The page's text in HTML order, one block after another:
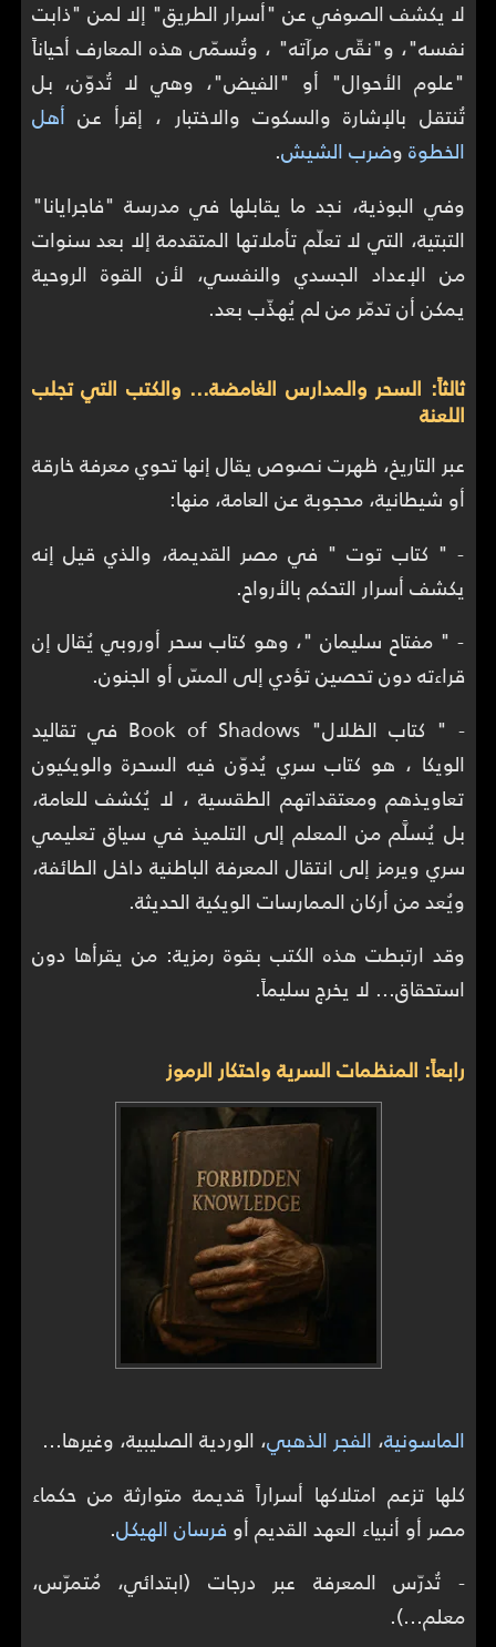
لا يكشف الصوفي عن "أسرار الطريق" إلا لمن "ذابت
نفسه"، و"نقّى مرآته" ، وتُسمّى هذه المعارف أحياناً
"علوم الأحوال" أو "الفيض"، وهي لا تُدوّن، بل
تُنتقل بالإشارة والسكوت والاختبار ، إقرأ عن أهل
الخطوةوضرب الشيش.
وفي البوذية، نجد ما يقابلها في مدرسة "فاجرايانا"
التبتية، التي لا تعلّم تأملاتها المتقدمة إلا بعد سنوات
من الإعداد الجسدي والنفسي، لأن القوة الروحية
يمكن أن تدمّر من لم يُهذّب بعد.
ثالثاً: السحر والمدارس الغامضة... والكتب التي تجلب
اللعنة
عبر التاريخ، ظهرت نصوص يقال إنها تحوي معرفة خارقة
أو شيطانية، محجوبة عن العامة، منها:
- " كتاب توت " في مصر القديمة، والذي قيل إنه
يكشف أسرار التحكم بالأرواح.
- " مفتاح سليمان "، وهو كتاب سحر أوروبي يُقال إن
قراءته دون تحصين تؤدي إلى المسّ أو الجنون.
- " كتاب الظلال" Book of Shadows في تقاليد
الويكا ، هو كتاب سري يُدوّن فيه السحرة والويكيون
تعاويذهم ومعتقداتهم الطقسية ، لا يُكشف للعامة،
بل يُسلَّم من المعلم إلى التلميذ في سياق تعليمي
سري ويرمز إلى انتقال المعرفة الباطنية داخل الطائفة،
ويُعد من أركان الممارسات الويكية الحديثة.
وقد ارتبطت هذه الكتب بقوة رمزية: من يقرأها دون
استحقاق... لا يخرج سليماً.
رابعاً: المنظمات السرية واحتكار الرموز
الماسونية، الفجر الذهبي، الوردية الصليبية، وغيرها…
كلها تزعم امتلاكها أسراراً قديمة متوارثة من حكماء
مصر أو أنبياء العهد القديم أو فرسان الهيكل.
- تُدرّس المعرفة عبر درجات (ابتدائي، مُتمرّس،
معلم…).